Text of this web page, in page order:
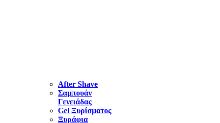
After Shave
Σαμπουάν
Γενειάδας
Gel Ξυρίσματος
Ξυράφια